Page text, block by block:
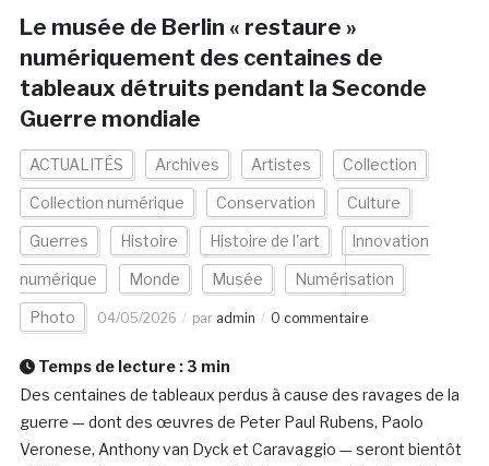
Le musée de Berlin « restaure »
numériquement des centaines de
tableaux détruits pendant la Seconde
Guerre mondiale
ACTUALITÉS Archives Artistes Collection
Collection numérique Conservation Culture
Guerres Histoire Histoire de l'art Innovation
numérique Monde Musée Numérisation
Photo 04/05/2026 par admin 0 commentaire
Temps de lecture : 3 min
Des centaines de tableaux perdus à cause des ravages de la
guerre — dont des œuvres de Peter Paul Rubens, Paolo
Veronese, Anthony van Dyck et Caravaggio — seront bientôt